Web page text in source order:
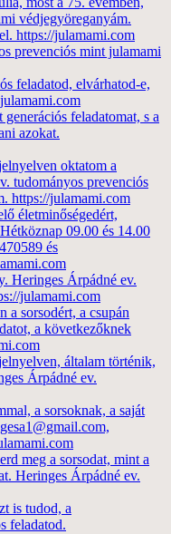
védjegyöreganyám.
https://julamami.com
prevenciós mint julamami
feladatod, elvárhatod-e,
feladatomat, s a
azokat.
oktatom a
tudományos prevenciós
https://julamami.com
életminőségedért,
09.00 és 14.00
és
Heringes Árpádné ev.
julamami.com
a sorsodért, a csupán
a következőknek
általam történik,
Árpádné ev.
a sorsoknak, a saját
meg a sorsodat, mint a
Heringes Árpádné ev.
is tudod, a
feladatod.